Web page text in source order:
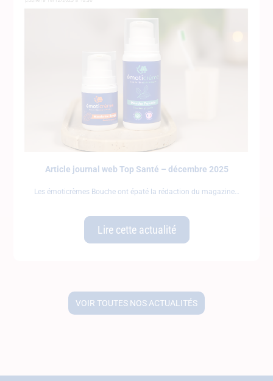
Article journal web Top Santé – décembre 2025
Les émoticrèmes Bouche ont épaté la rédaction du magazine
Lire cette actualité
VOIR TOUTES NOS ACTUALITÉS